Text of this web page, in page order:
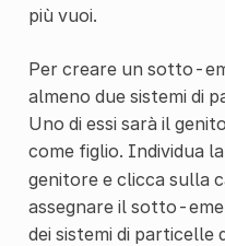
più vuoi.
Per creare un sotto-
almeno due sistemi di
Uno di essi sarà il
come figlio. Individua
genitore e clicca sulla
assegnare il sotto-
dei sistemi di particelle